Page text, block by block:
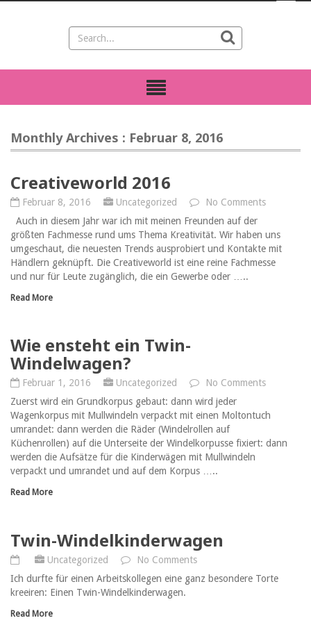
Monthly Archives : Februar 8, 2016
Creativeworld 2016
Februar 8, 2016 Uncategorized
No Comments
Auch in diesem Jahr war ich mit meinen Freunden auf der
größten Fachmesse rund ums Thema Kreativität. Wir haben uns
umgeschaut, die neuesten Trends ausprobiert und Kontakte mit
Händlern geknüpft. Die Creativeworld ist eine reine Fachmesse
und nur für Leute zugänglich, die ein Gewerbe oder …..
Read More
Wie ensteht ein Twin-
Windelwagen?
Februar 1, 2016 Uncategorized
No Comments
Zuerst wird ein Grundkorpus gebaut: dann wird jeder
Wagenkorpus mit Mullwindeln verpackt mit einen Moltontuch
umrandet: dann werden die Räder (Windelrollen auf
Küchenrollen) auf die Unterseite der Windelkorpusse fixiert: dann
werden die Aufsätze für die Kinderwägen mit Mullwindeln
verpackt und umrandet und auf dem Korpus …..
Read More
Twin-Windelkinderwagen
Uncategorized
No Comments
Ich durfte für einen Arbeitskollegen eine ganz besondere Torte
kreeiren: Einen Twin-Windelkinderwagen.
Read More